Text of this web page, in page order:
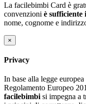
La facilebimbi Card è
convenzioni è sufficiente
nome, cognome e
×
Privacy
In base alla legge
Regolamento Europeo
facilebimbi si impegna a